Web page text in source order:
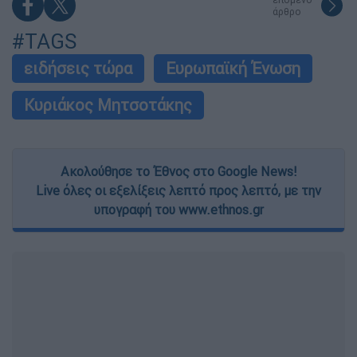
άρθρο
#TAGS
ειδήσεις τώρα
Ευρωπαϊκή Ένωση
Κυριάκος Μητσοτάκης
Ακολούθησε το Έθνος στο Google News!
Live όλες οι εξελίξεις λεπτό προς λεπτό, με την
υπογραφή του www.ethnos.gr